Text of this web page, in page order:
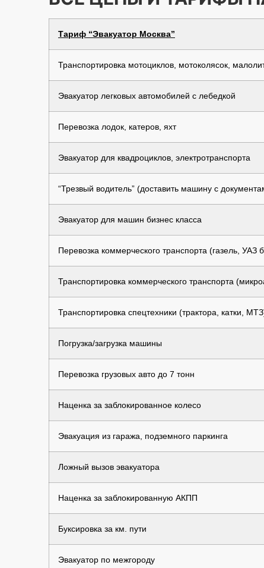
Тариф “Эвакуатор Москва”
Транспортировка мотоциклов, мотоколясок,
Эвакуатор легковых автомобилей с лебедкой
Перевозка лодок, катеров, яхт
Эвакуатор для квадроциклов, электротранспорта
“Трезвый водитель” (доставить машину с
Эвакуатор для машин бизнес класса
Перевозка коммерческого транспорта (газель, УАЗ
Транспортировка коммерческого транспорта
Транспортировка спецтехники (трактора, катки,
Погрузка/загрузка машины
Перевозка грузовых авто до 7 тонн
Наценка за заблокированное колесо
Эвакуация из гаража, подземного паркинга
Ложный вызов эвакуатора
Наценка за заблокированную АКПП
Буксировка за км. пути
Эвакуатор по межгороду